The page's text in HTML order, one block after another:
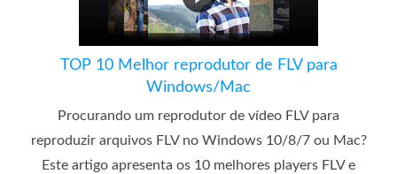
TOP 10 Melhor reprodutor de FLV para
Windows/Mac
Procurando um reprodutor de vídeo FLV para
reproduzir arquivos FLV no Windows 10/8/7 ou Mac?
Este artigo apresenta os 10 melhores players FLV e